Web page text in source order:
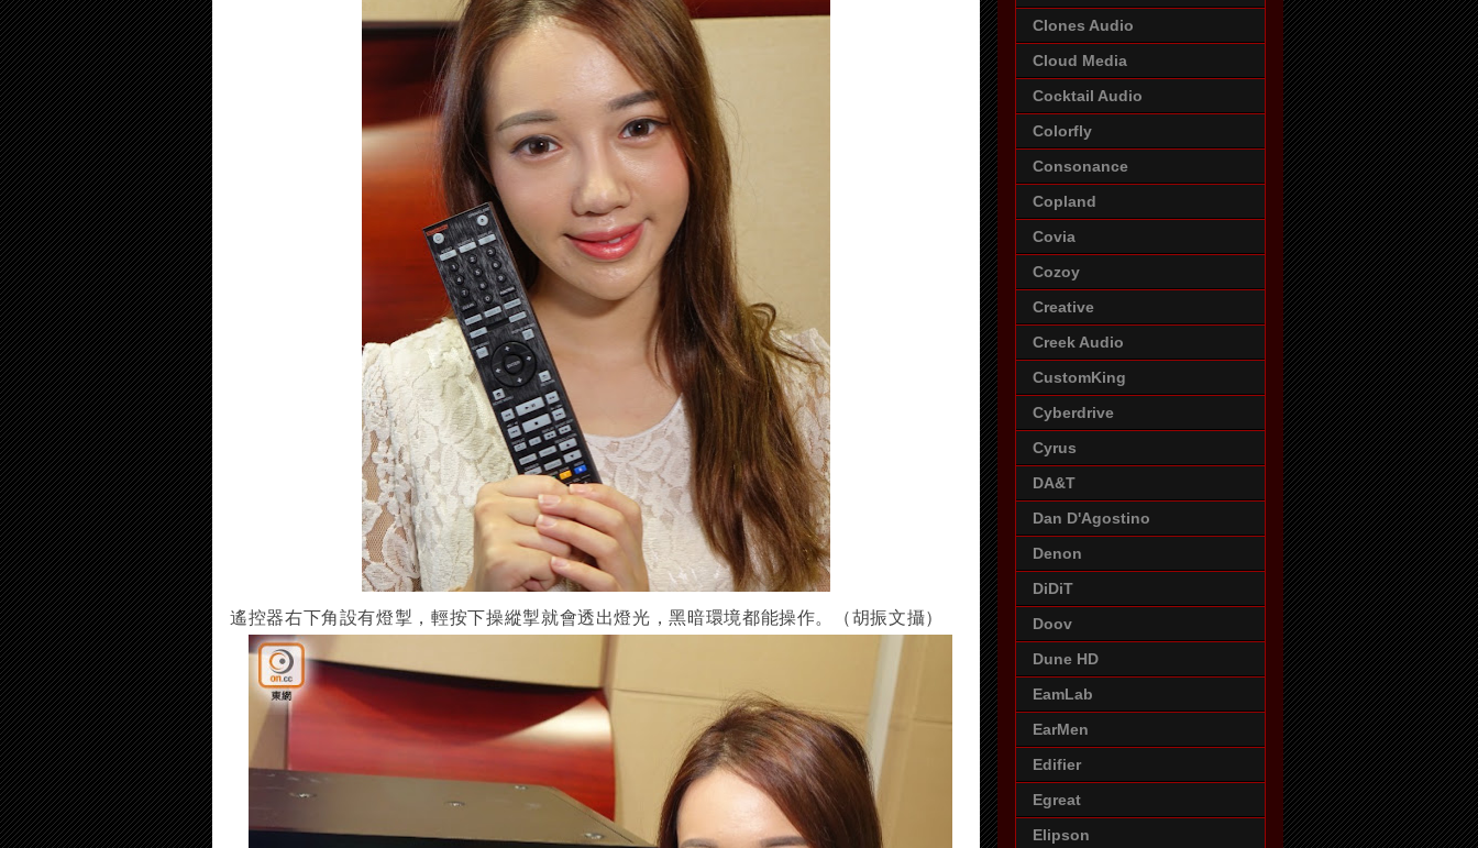
遙控器右下角設有燈掣，輕按下操縱掣就會透出燈光，黑暗環境都能操作。（胡振文攝）
Clones Audio
Cloud Media
Cocktail Audio
Colorfly
Consonance
Copland
Covia
Cozoy
Creative
Creek Audio
CustomKing
Cyberdrive
Cyrus
DA&T
Dan D'Agostino
Denon
DiDiT
Doov
Dune HD
EamLab
EarMen
Edifier
Egreat
Elipson